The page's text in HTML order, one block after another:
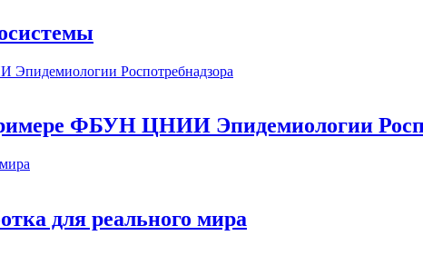
ФБУН ЦНИИ Эпидемиологии
для реального мира